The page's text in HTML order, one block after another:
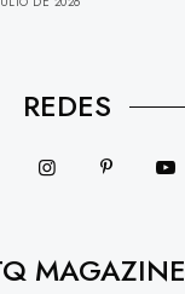
REDES
MAGAZINE